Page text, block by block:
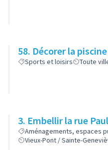
58. Décorer la
Sports et loisirs Toute
3. Embellir la rue
Aménagements, espaces
Vieux-Pont / Sainte-